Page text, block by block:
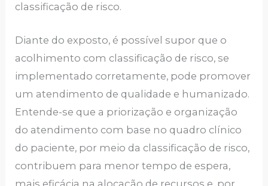
classificação de risco.
Diante do exposto, é possível supor que o
acolhimento com classificação de risco, se
implementado corretamente, pode promover
um atendimento de qualidade e humanizado.
Entende-se que a priorização e organização
do atendimento com base no quadro clínico
do paciente, por meio da classificação de risco,
contribuem para menor tempo de espera,